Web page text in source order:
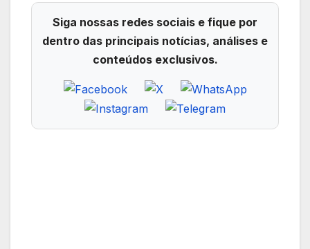
Siga nossas redes sociais e fique por
dentro das principais notícias, análises e
conteúdos exclusivos.